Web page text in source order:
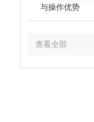
与操作优势
查看全部